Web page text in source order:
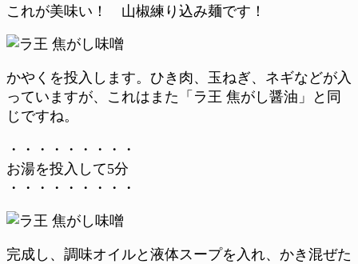
これが美味い！ 山椒練り込み麺です！
かやくを投入します。ひき肉、玉ねぎ、ネギなどが入
っていますが、これはまた「ラ王 焦がし醤油」と同
じですね。
・・・・・・・・・
お湯を投入して5分
・・・・・・・・・
完成し、調味オイルと液体スープを入れ、かき混ぜた